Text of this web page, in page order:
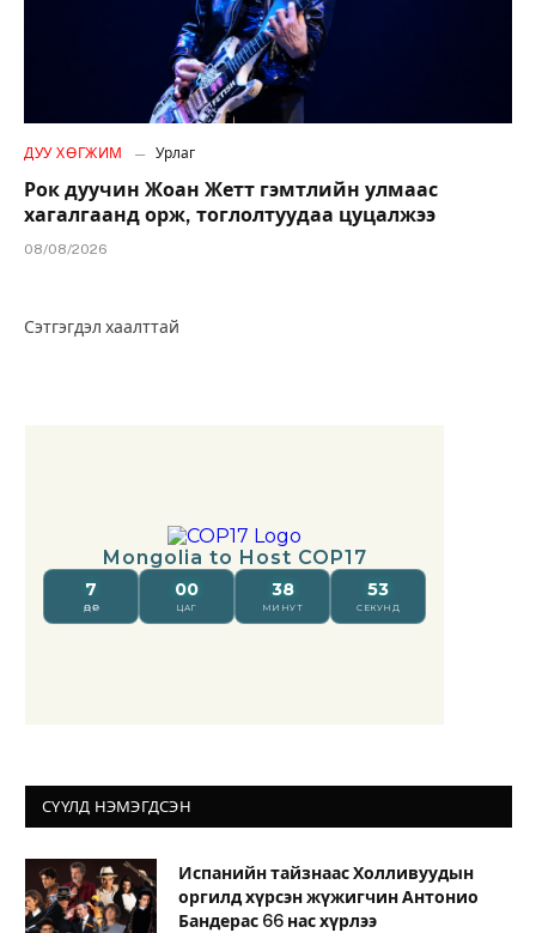
ДУУ ХӨГЖИМ Урлаг
Рок дуучин Жоан Жетт гэмтлийн улмаас
хагалгаанд орж, тоглолтуудаа цуцалжээ
08/08/2026
Сэтгэгдэл хаалттай
СҮҮЛД НЭМЭГДСЭН
Испанийн тайзнаас Холливуудын
оргилд хүрсэн жүжигчин Антонио
Бандерас 66 нас хүрлээ